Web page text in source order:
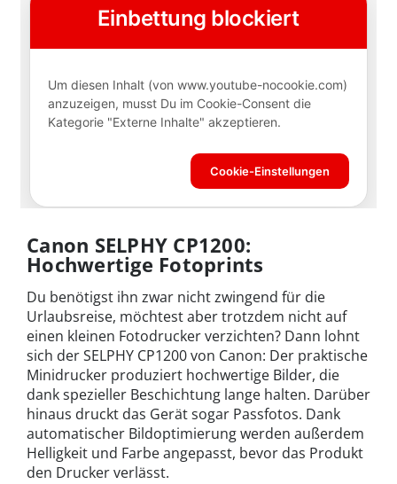
Canon SELPHY CP1200:
Hochwertige Fotoprints
Du benötigst ihn zwar nicht zwingend für die
Urlaubsreise, möchtest aber trotzdem nicht auf
einen kleinen Fotodrucker verzichten? Dann lohnt
sich der SELPHY CP1200 von Canon: Der praktische
Minidrucker produziert hochwertige Bilder, die
dank spezieller Beschichtung lange halten. Darüber
hinaus druckt das Gerät sogar Passfotos. Dank
automatischer Bildoptimierung werden außerdem
Helligkeit und Farbe angepasst, bevor das Produkt
den Drucker verlässt.